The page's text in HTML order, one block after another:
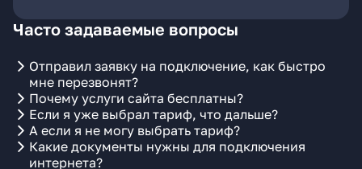
Часто задаваемые вопросы
Отправил заявку на подключение, как быстро
мне перезвонят?
Почему услуги сайта бесплатны?
Если я уже выбрал тариф, что дальше?
А если я не могу выбрать тариф?
Какие документы нужны для подключения
интернета?